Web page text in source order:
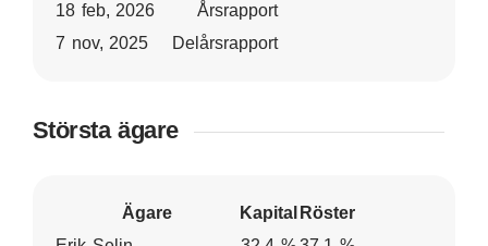
18 feb, 2026
Årsrapport
7 nov, 2025
Delårsrapport
Största ägare
Ägare Kapital Röster